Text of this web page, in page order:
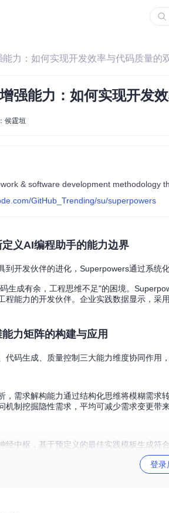
力：如何实现开发效率与代码质量的
强能力：如何实现开发
侯霆垣
& software development methodology
GitHub_Trending/su/superpowers
义AI编程助手的能力边界
到开发伙伴的进化，Superpowers通过系统
生成有余，工程思维不足"的困境。
程能力的开发伙伴。企业实践数据显示，
力矩阵的构建与应用
代码生成、质量控制三大能力维度协同作用
，需求解构能力通过结构化思维将模糊需
机制挖掘隐性需求，平均可减少需求变更带
经中枢，基于预定义的最佳实践模板生成
能开发速度提升2.3倍，同时保证95%以上的
登录